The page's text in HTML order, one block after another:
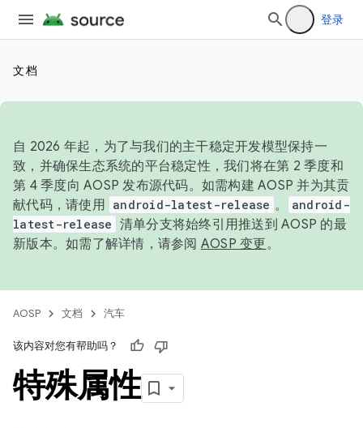
登录
文档
自 2026 年起，为了与我们的主干稳定开发模型保持一
致，并确保生态系统的平台稳定性，我们将在第 2 季度和
第 4 季度向 AOSP 发布源代码。如需构建 AOSP 并为其贡
献代码，请使用 android-latest-release 。
android-
latest-release 清单分支将始终引用推送到 AOSP 的最
新版本。如需了解详情，请参阅 AOSP 变更。
AOSP 文档 汽车
该内容对您有帮助吗？
特殊属性